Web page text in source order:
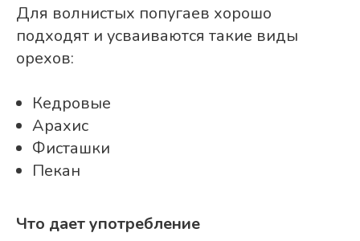
Для волнистых попугаев хорошо
подходят и усваиваются такие виды
орехов:
Кедровые
Арахис
Фисташки
Пекан
Что дает употребление